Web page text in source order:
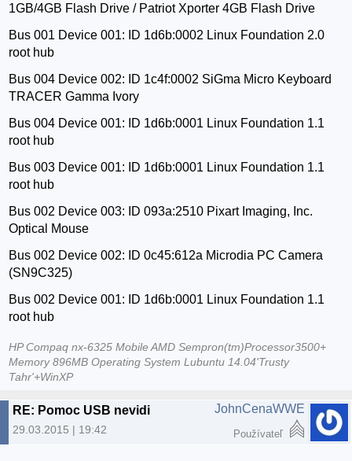
1GB/4GB Flash Drive / Patriot Xporter 4GB Flash Drive
Bus 001 Device 001: ID 1d6b:0002 Linux Foundation 2.0
root hub
Bus 004 Device 002: ID 1c4f:0002 SiGma Micro Keyboard
TRACER Gamma Ivory
Bus 004 Device 001: ID 1d6b:0001 Linux Foundation 1.1
root hub
Bus 003 Device 001: ID 1d6b:0001 Linux Foundation 1.1
root hub
Bus 002 Device 003: ID 093a:2510 Pixart Imaging, Inc.
Optical Mouse
Bus 002 Device 002: ID 0c45:612a Microdia PC Camera
(SN9C325)
Bus 002 Device 001: ID 1d6b:0001 Linux Foundation 1.1
root hub
HP Compaq nx-6325 Mobile AMD Sempron(tm)Processor3500+
Memory 896MB Operating System Lubuntu 14.04'Trusty
Tahr'+WinXP
RE: Pomoc USB nevidi
29.03.2015 | 19:42
JohnCenaWWE
Používateľ